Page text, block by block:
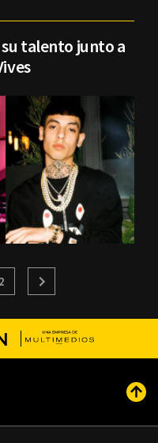
talento junto a
2